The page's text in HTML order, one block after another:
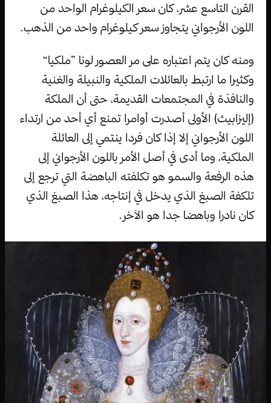
القرن التاسع عشر، كان سعر الكيلوغرام الواحد من
اللون الأرجواني يتجاوز سعر كيلوغرام واحد من الذهب.
ومنه كان يتم اعتباره على مر العصور لونا ”ملكيا“
وكثيرا ما ارتبط بالعائلات الملكية والنبيلة والغنية
والنافذة في المجتمعات القديمة، حتى أن الملكة
(إليزابيث) الأولى أصدرت أوامرا تمنع أي أحد من ارتداء
اللون الأرجواني إلا إذا كان فردا ينتمي إلى العائلة
الملكية، وما أدى في أصل الأمر باللون الأرجواني إلى
هذه الرفعة والسمو هو تكلفته الباهضة التي ترجع إلى
تلكفة الصبغ الذي يدخل في إنتاجه، هذا الصبغ الذي
كان نادرا وباهضا جدا هو الآخر.